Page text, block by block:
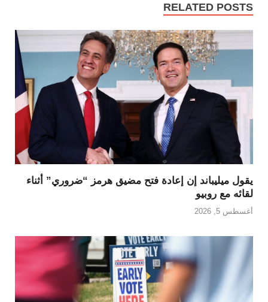
RELATED POSTS
يقول ميليباند إن إعادة فتح مضيق هرمز “ضروري” أثناء
لقائه مع روبيو
أغسطس 5, 2026